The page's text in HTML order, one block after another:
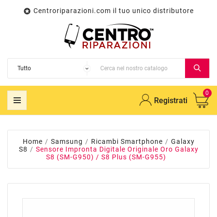
 Centroriparazioni.com il tuo unico distributore
Registrati
0
Home Samsung Ricambi Smartphone
Galaxy
S8
Sensore Impronta Digitale Originale Oro Galaxy
S8 (SM-G950) / S8 Plus (SM-G955)